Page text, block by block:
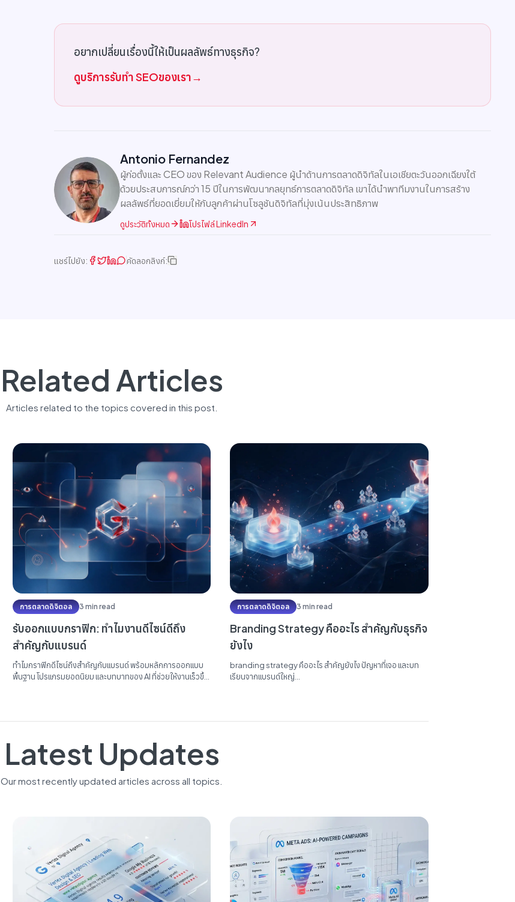
อยากเปลี่ยนเรื่องนี้ให้เป็นผลลัพธ์ทางธุรกิจ?
ดูบริการรับทำ SEOของเรา→
Antonio Fernandez
ผู้ก่อตั้งและ CEO ของ Relevant Audience ผู้นำด้านการตลาดดิจิทัลในเอเชียตะวันออกเฉียงใต้
ด้วยประสบการณ์กว่า 15 ปีในการพัฒนากลยุทธ์การตลาดดิจิทัล เขาได้นำพาทีมงานในการสร้าง
ผลลัพธ์ที่ยอดเยี่ยมให้กับลูกค้าผ่านโซลูชันดิจิทัลที่มุ่งเน้นประสิทธิภาพ
ดูประวัติทั้งหมด โปรไฟล์ LinkedIn
แชร์ไปยัง: คัดลอกลิงก์:
Related Articles
Articles related to the topics covered in this post.
การตลาดดิจิตอล 3 min read
รับออกแบบกราฟิก: ทำไมงานดีไซน์ดีถึง
สำคัญกับแบรนด์
ทำไมกราฟิกดีไซน์ถึงสำคัญกับแบรนด์ พร้อมหลักการออกแบบ
พื้นฐาน โปรแกรมยอดนิยม และบทบาทของ AI ที่ช่วยให้งานเร็วขึ้น
การตลาดดิจิตอล 3 min read
Branding Strategy คืออะไร สำคัญกับธุรกิจ
ยังไง
branding strategy คืออะไร สำคัญยังไง ปัญหาที่เจอ และบท
เรียนจากแบรนด์ใหญ่...
Latest Updates
Our most recently updated articles across all topics.